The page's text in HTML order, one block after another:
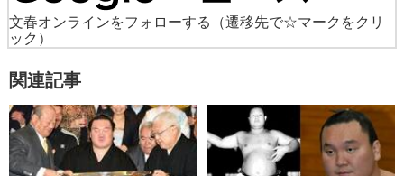
文春オンラインをフォローする
（遷移先で☆マークをクリ
ック）
関連記事